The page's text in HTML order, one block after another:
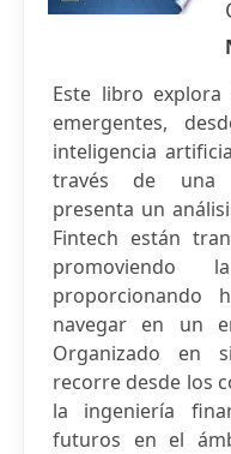
Este libro explora
emergentes,
inteligencia
través de una
presenta un
Fintech están
promoviendo
proporcionando
navegar en un
Organizado en
recorre desde los
la ingeniería
futuros en el